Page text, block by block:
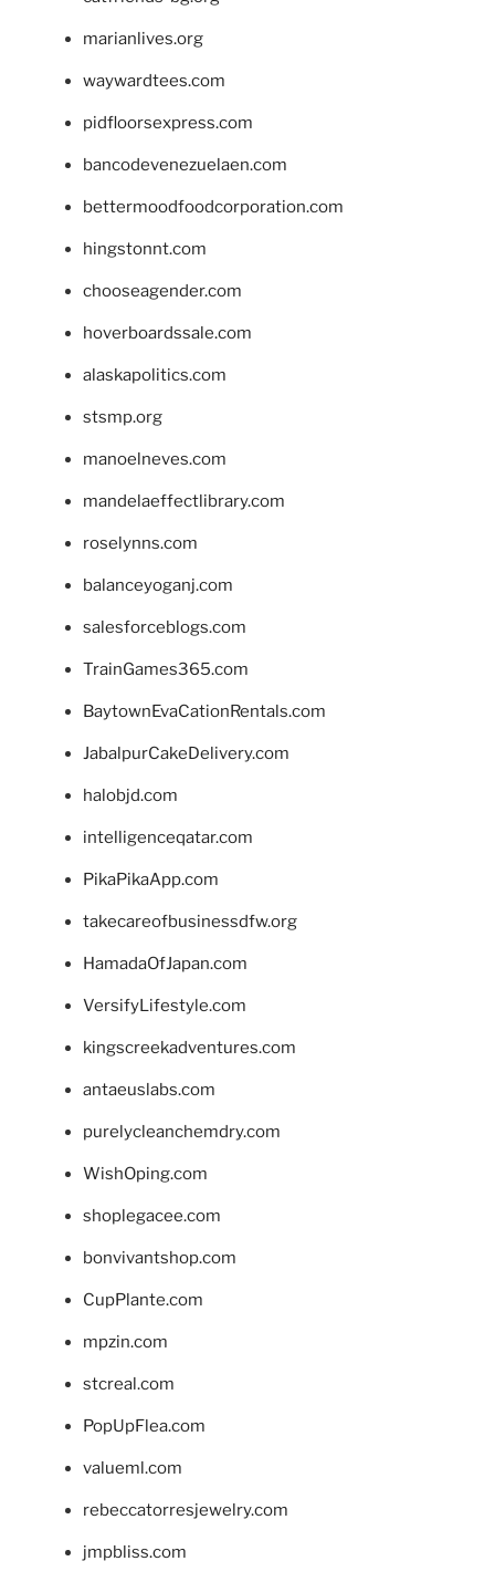
marianlives.org
waywardtees.com
pidfloorsexpress.com
bancodevenezuelaen.com
bettermoodfoodcorporation.com
hingstonnt.com
chooseagender.com
hoverboardssale.com
alaskapolitics.com
stsmp.org
manoelneves.com
mandelaeffectlibrary.com
roselynns.com
balanceyoganj.com
salesforceblogs.com
TrainGames365.com
BaytownEvaCationRentals.com
JabalpurCakeDelivery.com
halobjd.com
intelligenceqatar.com
PikaPikaApp.com
takecareofbusinessdfw.org
HamadaOfJapan.com
VersifyLifestyle.com
kingscreekadventures.com
antaeuslabs.com
purelycleanchemdry.com
WishOping.com
shoplegacee.com
bonvivantshop.com
CupPlante.com
mpzin.com
stcreal.com
PopUpFlea.com
valueml.com
rebeccatorresjewelry.com
jmpbliss.com